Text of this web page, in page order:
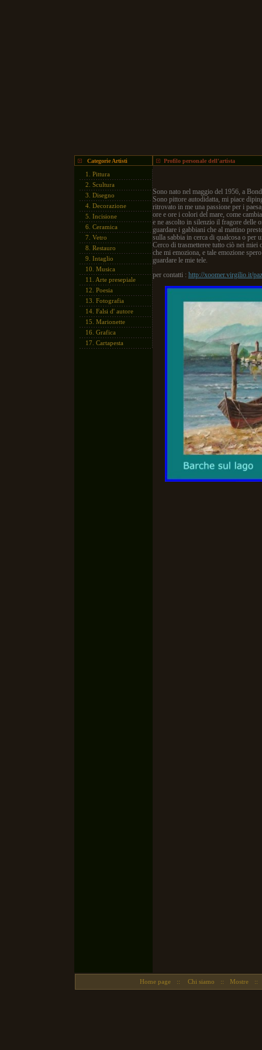
Categorie Artisti
1. Pittura
2. Scultura
3. Disegno
4. Decorazione
5. Incisione
6. Ceramica
7. Vetro
8. Restauro
9. Intaglio
10. Musica
11. Arte presepiale
12. Poesia
13. Fotografia
14. Falsi d' autore
15. Marionette
16. Grafica
17. Cartapesta
Profilo personale dell'artista
Sono nato nel maggio del 1956, a
Sono pittore autodidatta, mi piace
ritrovato in me una passione per i
ore e ore i colori del mare, come
e ne ascolto in silenzio il fragore delle
guardare i gabbiani che al mattino
sulla sabbia in cerca di qualcosa o per
Cerco di trasmetteree tutto ciò nei
che mi emoziona, e tale emozione
guardare le mie tele.
per contatti : http://xoomer.virgilio.it/
Home page :: Chi siamo :: Mostre ::